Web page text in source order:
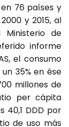
76 países y
y 2015, al
de
informe
el consumo
35% en ése
millones de
per cápita
40,1 DDD por
de uso más